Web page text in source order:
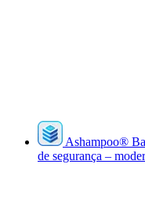
Ashampoo®
de segurança –